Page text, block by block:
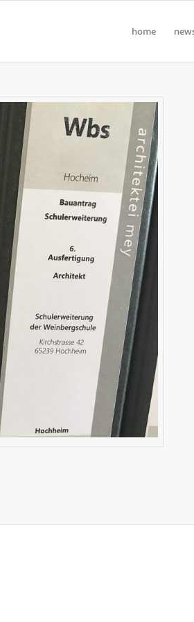
home